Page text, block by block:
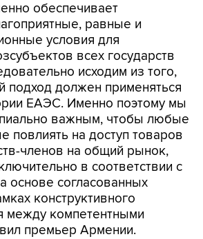
обеспечивает
равные и
условия для
всех государств
исходим из того,
подход должен применяться
ЕАЭС. Именно поэтому мы
важным, чтобы любые
повлиять на доступ товаров
членов на общий рынок,
в соответствии с
основе согласованных
конструктивного
между компетентными
премьер Армении.